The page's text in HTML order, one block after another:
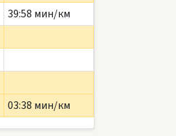
39:58 мин/км
03:38 мин/км